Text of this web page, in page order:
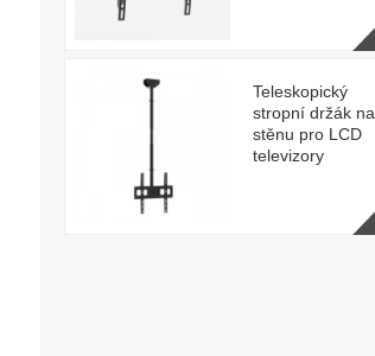
Teleskopický
stropní držák na
stěnu pro LCD
televizory